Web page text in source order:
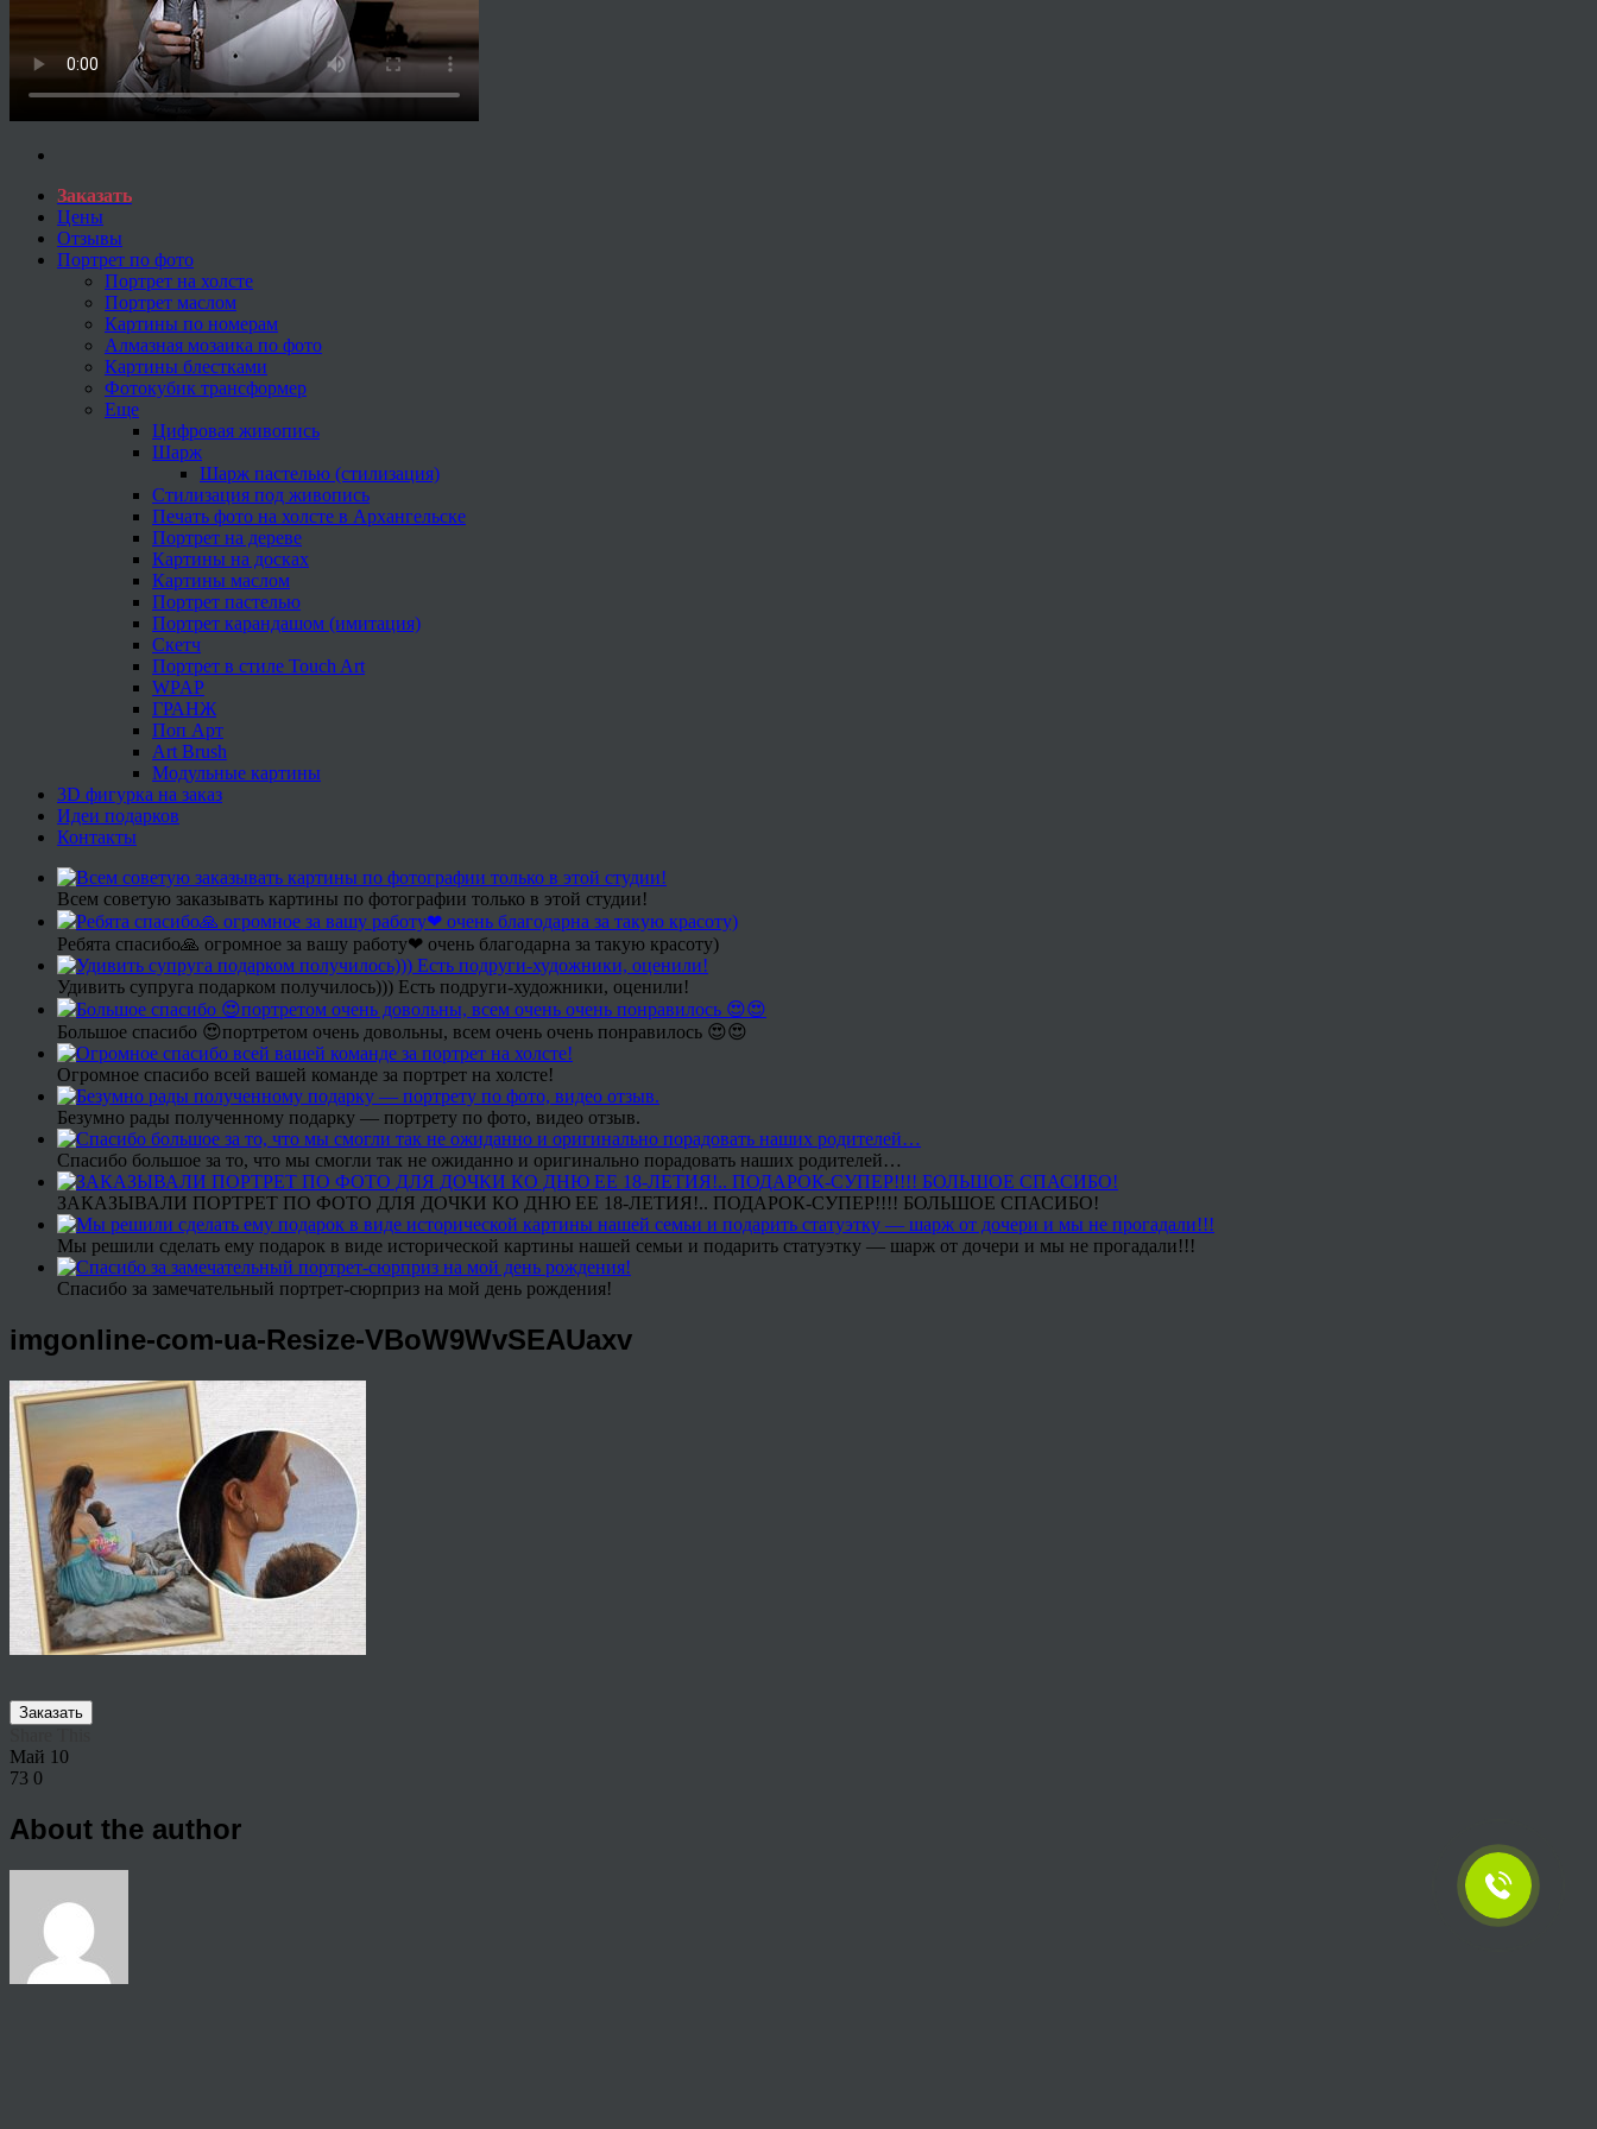
Заказать
Цены
Отзывы
Портрет по фото
Портрет на холсте
Портрет маслом
Картины по номерам
Алмазная мозаика по фото
Картины блестками
Фотокубик трансформер
Еще
Цифровая живопись
Шарж
Шарж пастелью (стилизация)
Стилизация под живопись
Печать фото на холсте в Архангельске
Портрет на дереве
Картины на досках
Картины маслом
Портрет пастелью
Портрет карандашом (имитация)
Скетч
Портрет в стиле Touch Art
WPAP
ГРАНЖ
Поп Арт
Art Brush
Модульные картины
3D фигурка на заказ
Идеи подарков
Контакты
Всем советую заказывать картины по фотографии только в этой студии!
Ребята спасибо🙏 огромное за вашу работу❤ очень благодарна за такую красоту)
Удивить супруга подарком получилось))) Есть подруги-художники, оценили!
Большое спасибо 😍портретом очень довольны, всем очень очень понравилось 😍😍
Огромное спасибо всей вашей команде за портрет на холсте!
Безумно рады полученному подарку — портрету по фото, видео отзыв.
Спасибо большое за то, что мы смогли так не ожиданно и оригинально порадовать наших родителей…
ЗАКАЗЫВАЛИ ПОРТРЕТ ПО ФОТО ДЛЯ ДОЧКИ КО ДНЮ ЕЕ 18-ЛЕТИЯ!.. ПОДАРОК-СУПЕР!!!! БОЛЬШОЕ СПАСИБО!
Мы решили сделать ему подарок в виде исторической картины нашей семьи и подарить статуэтку — шарж от дочери и мы не прогадали!!!
Спасибо за замечательный портрет-сюрприз на мой день рождения!
imgonline-com-ua-Resize-VBoW9WvSEAUaxv
Заказать
Май 10
73 0
About the author